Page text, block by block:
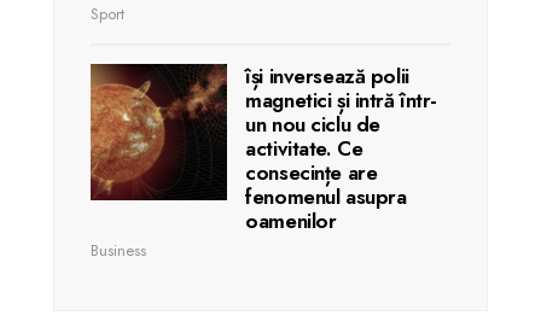
Sport
își inversează polii
magnetici și intră într-
un nou ciclu de
activitate. Ce
consecințe are
fenomenul asupra
oamenilor
Business